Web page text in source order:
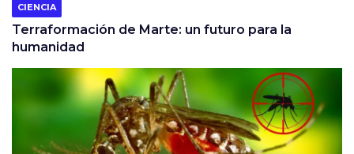
CIENCIA
Terraformación de Marte: un futuro para la
humanidad